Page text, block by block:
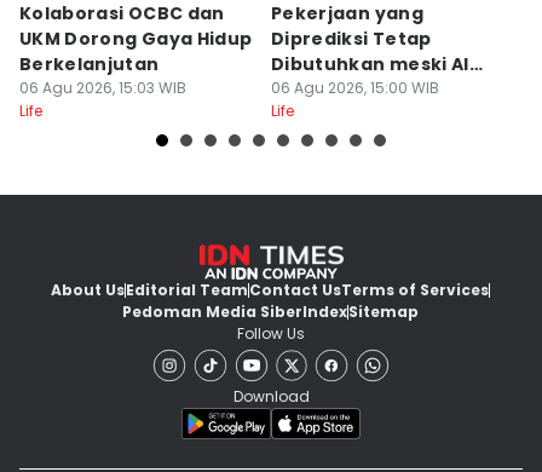
Kolaborasi OCBC dan
UKM Dorong Gaya Hidup
Berkelanjutan
06 Agu 2026, 15:03 WIB
Life
Pekerjaan yang
Diprediksi Tetap
Dibutuhkan meski AI
Berkembang
06 Agu 2026, 15:00 WIB
Life
About UsEditorial TeamContact UsTerms of Services
Pedoman Media SiberIndexSitemap
Follow Us
Download